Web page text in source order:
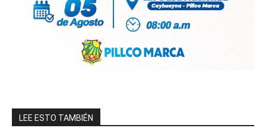
LEE ESTO TAMBIÉN